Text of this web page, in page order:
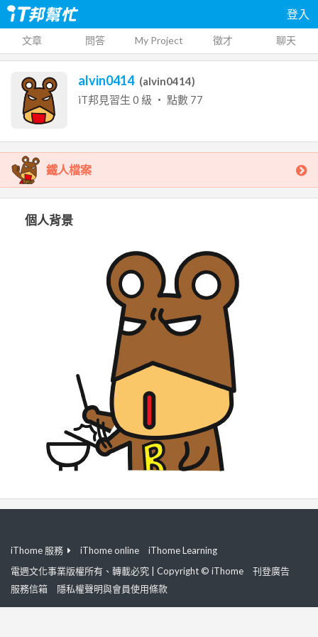
登入
文章 問答 My Project 徵才 聊天
alvin0414 (alvin0414)
iT邦見習生 0 級 ‧ 點數 77
鐵人檔案
個人背景
iThome 服務 iThome online
iThome Learning
電週文化事業版權所有、轉載必究 | Copyright © iThome
刊登廣告
服務信箱
隱私權聲明與會員使用條款